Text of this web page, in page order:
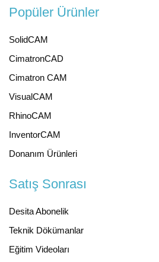
Popüler Ürünler
SolidCAM
CimatronCAD
Cimatron CAM
VisualCAM
RhinoCAM
InventorCAM
Donanım Ürünleri
Satış Sonrası
Desita Abonelik
Teknik Dökümanlar
Eğitim Videoları